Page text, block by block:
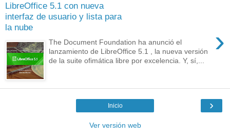
LibreOffice 5.1 con nueva
interfaz de usuario y lista para
la nube
›
The Document Foundation ha anunció el
lanzamiento de LibreOffice 5.1 , la nueva versión
de la suite ofimática libre por excelencia. Y, sí,...
›
Inicio
Ver versión web